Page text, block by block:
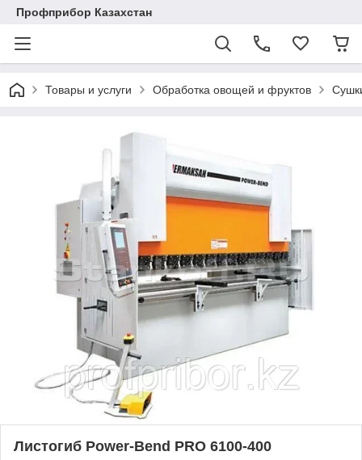
Профприбор Казахстан
Товары и услуги Обработка овощей и фруктов
Листогиб Power-Bend PRO 6100-400